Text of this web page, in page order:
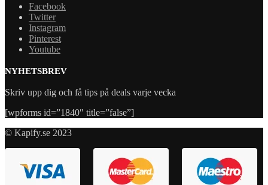
Facebook
Twitter
Instagram
Pinterest
Youtube
NYHETSBREV
Skriv upp dig och få tips på deals varje vecka
[wpforms id=”1840″ title=”false”]
© Kapify.se 2023